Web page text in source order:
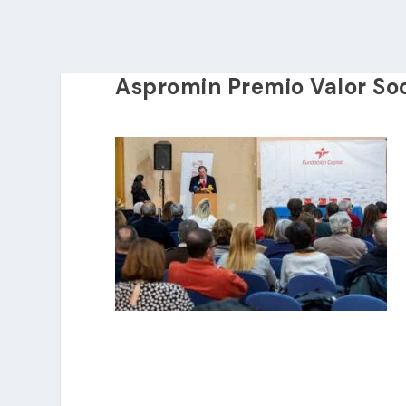
Aspromin Premio Valor